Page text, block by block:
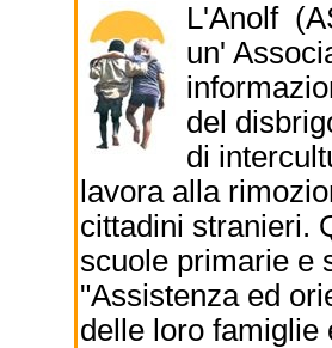
L'Anolf
un'
del
di
lavora alla
cittadini stranieri.
scuole primarie e
"Assistenza ed
delle loro famiglie